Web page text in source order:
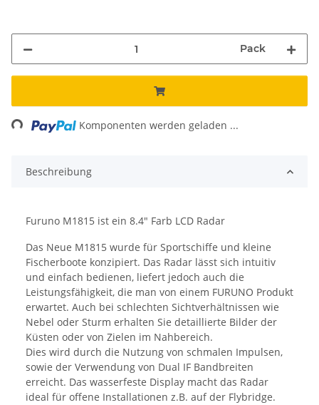
Pack
Komponenten werden geladen ...
Beschreibung
Furuno M1815 ist ein 8.4" Farb LCD Radar
Das Neue M1815 wurde für Sportschiffe und kleine
Fischerboote konzipiert. Das Radar lässt sich intuitiv
und einfach bedienen, liefert jedoch auch die
Leistungsfähigkeit, die man von einem FURUNO Produkt
erwartet. Auch bei schlechten Sichtverhältnissen wie
Nebel oder Sturm erhalten Sie detaillierte Bilder der
Küsten oder von Zielen im Nahbereich.
Dies wird durch die Nutzung von schmalen Impulsen,
sowie der Verwendung von Dual IF Bandbreiten
erreicht. Das wasserfeste Display macht das Radar
ideal für offene Installationen z.B. auf der Flybridge.